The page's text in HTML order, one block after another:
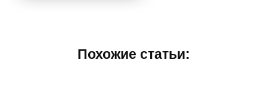
Похожие статьи: